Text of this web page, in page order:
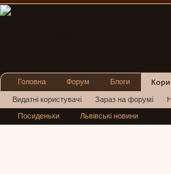
Головна Форум Блоги
Видатні користувачі Зараз на форумі
Нові повідомлення профілю
Посиденьки Львівські новини